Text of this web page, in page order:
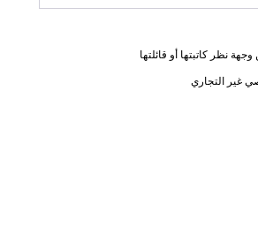
نظر كاتبتها أو قائلتها
غير التجاري